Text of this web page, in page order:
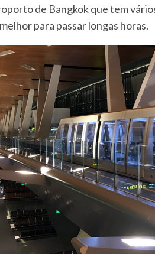
de Bangkok que tem
para passar longas horas.